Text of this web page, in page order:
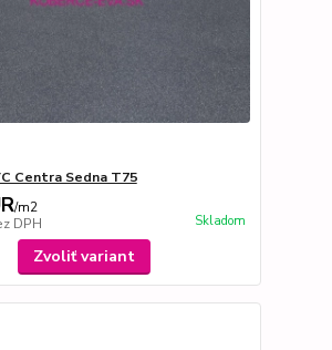
Centra Sedna T75
/m2
DPH Skladom
Zvoliť variant